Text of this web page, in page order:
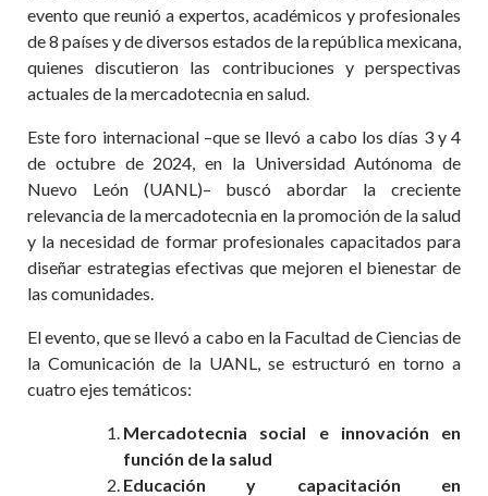
evento que reunió a expertos, académicos y profesionales
de 8 países y de diversos estados de la república mexicana,
quienes discutieron las contribuciones y perspectivas
actuales de la mercadotecnia en salud.
Este foro internacional –que se llevó a cabo los días 3 y 4
de octubre de 2024, en la Universidad Autónoma de
Nuevo León (UANL)– buscó abordar la creciente
relevancia de la mercadotecnia en la promoción de la salud
y la necesidad de formar profesionales capacitados para
diseñar estrategias efectivas que mejoren el bienestar de
las comunidades.
El evento, que se llevó a cabo en la Facultad de Ciencias de
la Comunicación de la UANL, se estructuró en torno a
cuatro ejes temáticos:
Mercadotecnia social e innovación en
función de la salud
Educación y capacitación en